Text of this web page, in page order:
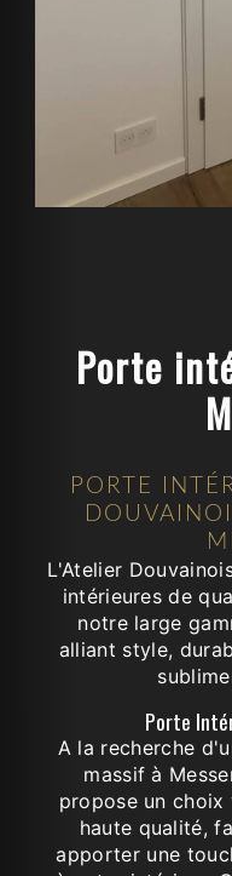
Porte
PORTE
L'Atelier
intérieures de
notre large
alliant style,
Porte
A la recherche
massif à
propose un
haute qualité,
apporter une